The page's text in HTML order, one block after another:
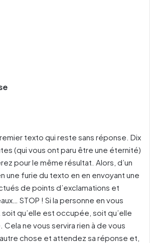
texto qui reste sans réponse. Dix
(qui vous ont paru être une éternité)
pour le même résultat. Alors, d’un
une furie du texto en en envoyant une
de points d’exclamations et
STOP ! Si la personne en vous
qu’elle est occupée, soit qu’elle
Cela ne vous servira rien à de vous
chose et attendez sa réponse et,